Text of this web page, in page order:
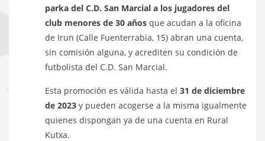
parka del C.D. San Marcial a los jugadores del
club menores de 30 años que acudan a la oficina
de Irun (Calle Fuenterrabia, 15) abran una cuenta,
sin comisión alguna, y acrediten su condición de
futbolista del C.D. San Marcial.
Esta promoción es válida hasta el 31 de diciembre
de 2023 y pueden acogerse a la misma igualmente
quienes dispongan ya de una cuenta en Rural
Kutxa.